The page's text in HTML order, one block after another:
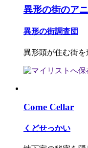
異形の街のア
異形の街調査団
異形頭が住む街
Come Cellar
くどせっかい